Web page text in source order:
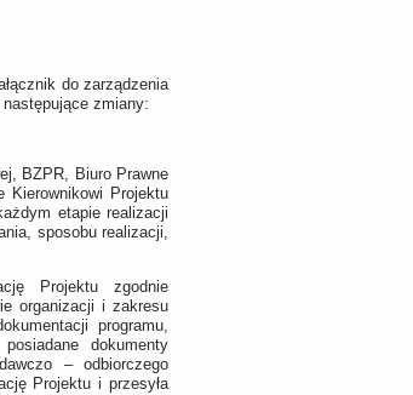
do zarządzenia
zmiany:
BZPR, Biuro Prawne
Kierownikowi Projektu
etapie realizacji
sposobu realizacji,
Projektu zgodnie
organizacji i zakresu
programu,
dokumenty
– odbiorczego
Projektu i przesyła